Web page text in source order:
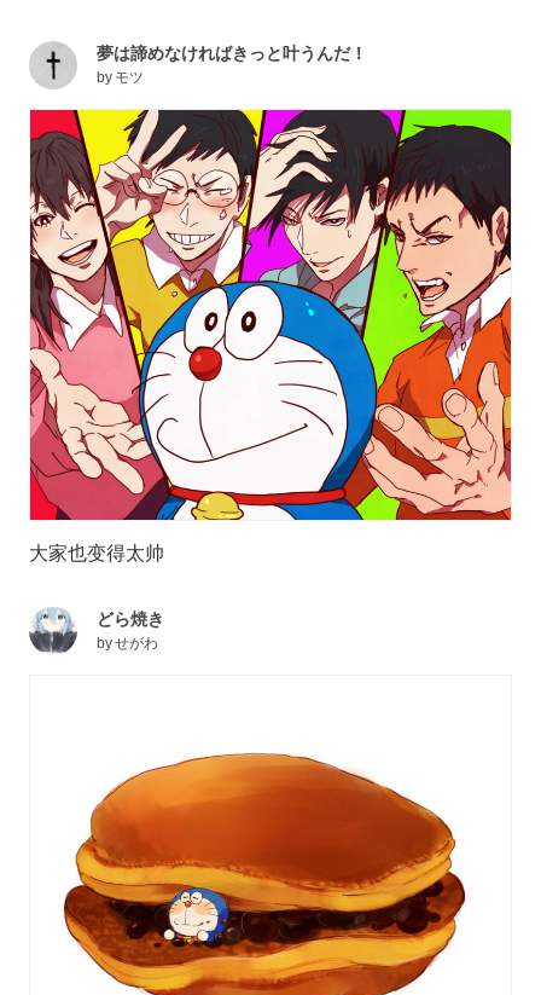
夢は諦めなければきっと叶うんだ！
by モツ
大家也变得太帅
どら焼き
byせがわ